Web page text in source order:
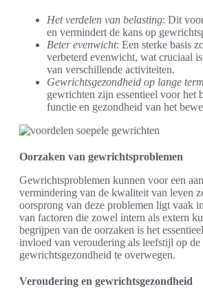
Het verdelen van belasting: Dit
en vermindert de kans op
Beter evenwicht: Een sterke basis
verbeterd evenwicht, wat cruciaal
van verschillende activiteiten.
Gewrichtsgezondheid op lange
gewrichten zijn essentieel voor het
functie en gezondheid van het
Oorzaken van gewrichtsproblemen
Gewrichtsproblemen kunnen voor een
vermindering van de kwaliteit van leven
oorsprong van deze problemen ligt vaak
van factoren die zowel intern als extern
begrijpen van de oorzaken is het
invloed van veroudering als leefstijl op de
gewrichtsgezondheid te overwegen.
Veroudering en gewrichtsgezondheid